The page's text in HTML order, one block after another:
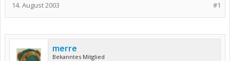
#1
14. August 2003
merre
Bekanntes Mitglied